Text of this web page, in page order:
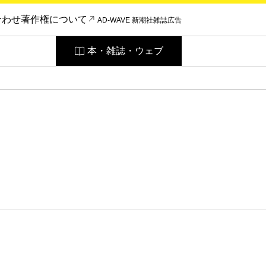
せ著作権について AD-WAVE 新潮社雑誌広告
本・雑誌・ウェブ